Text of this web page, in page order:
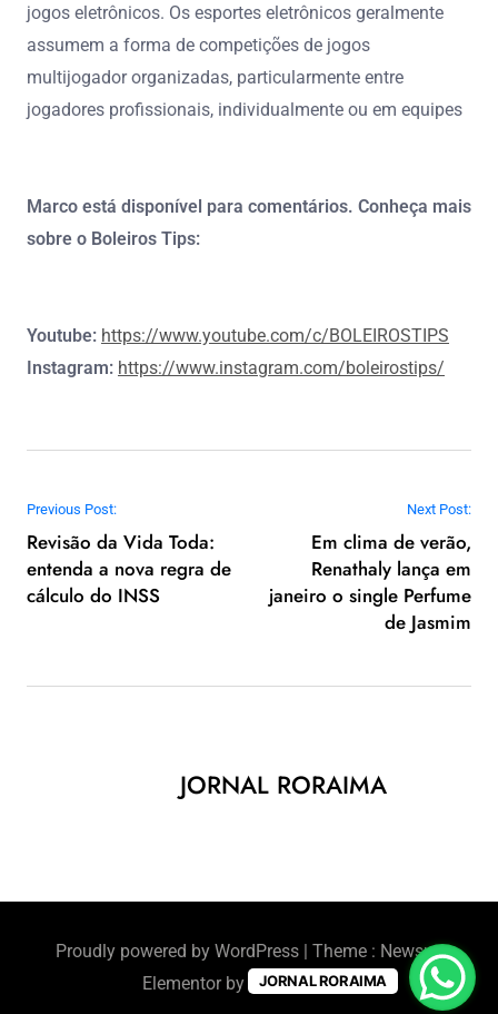
jogos eletrônicos. Os esportes eletrônicos geralmente
assumem a forma de competições de jogos
multijogador organizadas, particularmente entre
jogadores profissionais, individualmente ou em equipes
Marco está disponível para comentários. Conheça mais
sobre o Boleiros Tips:
Youtube: https://www.youtube.com/c/BOLEIROSTIPS
Instagram: https://www.instagram.com/boleirostips/
Navegação de Post
Previous Post:
Revisão da Vida Toda:
entenda a nova regra de
cálculo do INSS
Next Post:
Em clima de verão,
Renathaly lança em
janeiro o single Perfume
de Jasmim
JORNAL RORAIMA
Proudly powered by WordPress | Theme : Newsus
Elementor by
BlazeThemes
JORNAL RORAIMA